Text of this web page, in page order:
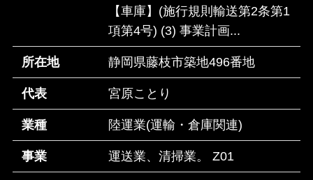
【車庫】(施行規則輸送第2条第1
項第4号) (3) 事業計画...
所在地 静岡県藤枝市築地496番地
代表 宮原ことり
業種 陸運業(運輸・倉庫関連)
事業 運送業、清掃業。 Z01